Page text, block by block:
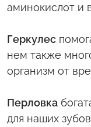
аминокислот и
Геркулес
нем также
организм от
Перловка
для наших